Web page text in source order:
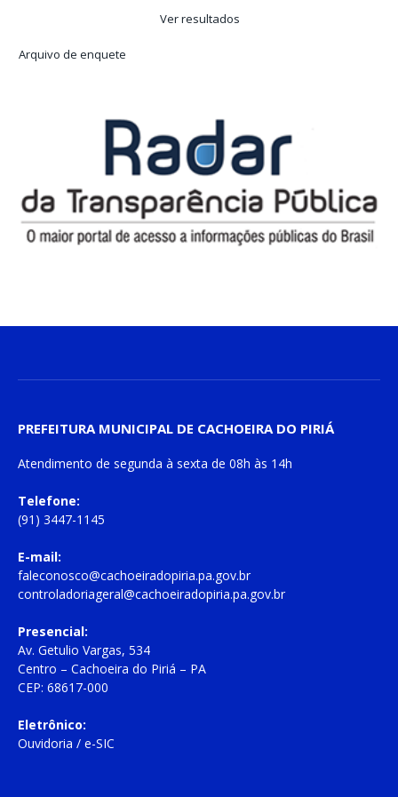
Ver resultados
Arquivo de enquete
PREFEITURA MUNICIPAL DE CACHOEIRA DO PIRIÁ
Atendimento de segunda à sexta de 08h às 14h
Telefone:
(91) 3447-1145
E-mail:
faleconosco@cachoeiradopiria.pa.gov.br
controladoriageral@cachoeiradopiria.pa.gov.br
Presencial:
Av. Getulio Vargas, 534
Centro – Cachoeira do Piriá – PA
CEP: 68617-000
Eletrônico:
Ouvidoria / e-SIC